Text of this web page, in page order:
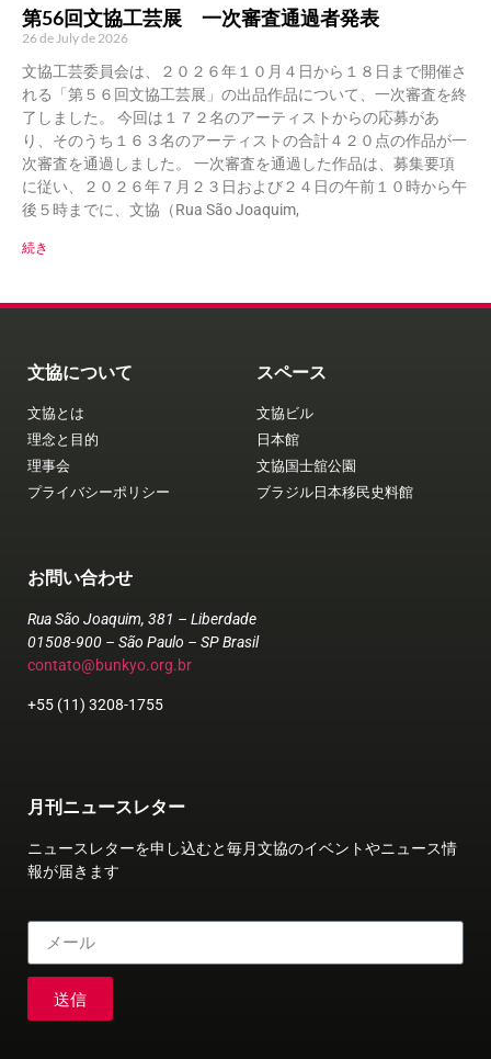
第56回文協工芸展 一次審査通過者発表
26 de July de 2026
文協工芸委員会は、２０２６年１０月４日から１８日まで開催さ
れる「第５６回文協工芸展」の出品作品について、一次審査を終
了しました。 今回は１７２名のアーティストからの応募があ
り、そのうち１６３名のアーティストの合計４２０点の作品が一
次審査を通過しました。 一次審査を通過した作品は、募集要項
に従い、２０２６年７月２３日および２４日の午前１０時から午
後５時までに、文協（Rua São Joaquim,
続き
文協について
文協とは
理念と目的
理事会
プライバシーポリシー
スペース
文協ビル
日本館
文協国士舘公園
ブラジル日本移民史料館
お問い合わせ
Rua São Joaquim, 381 – Liberdade
01508-900 – São Paulo – SP Brasil
contato@bunkyo.org.br
+55 (11) 3208-1755
月刊ニュースレター
ニュースレターを申し込むと毎月文協のイベントやニュース情
報が届きます
送信